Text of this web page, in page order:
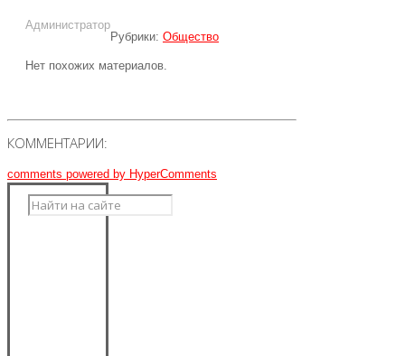
Администратор
Рубрики: Общество
Нет похожих материалов.
КОММЕНТАРИИ:
comments powered by HyperComments